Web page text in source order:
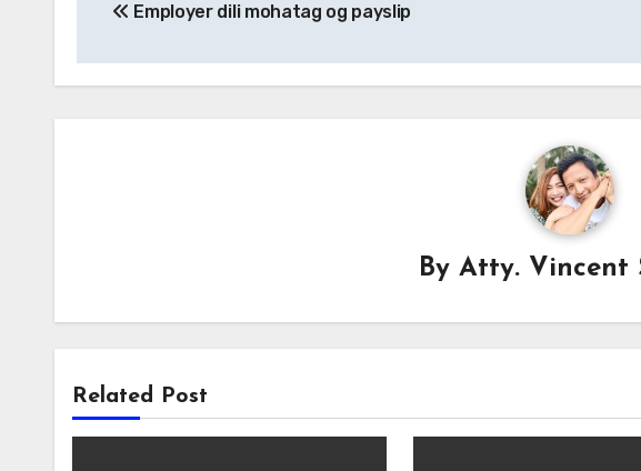
navigation
Employer dili mohatag og payslip
ByAtty. Vincent
Related Post